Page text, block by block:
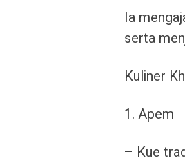
Ia
serta
Kuliner
1. Apem
– Kue